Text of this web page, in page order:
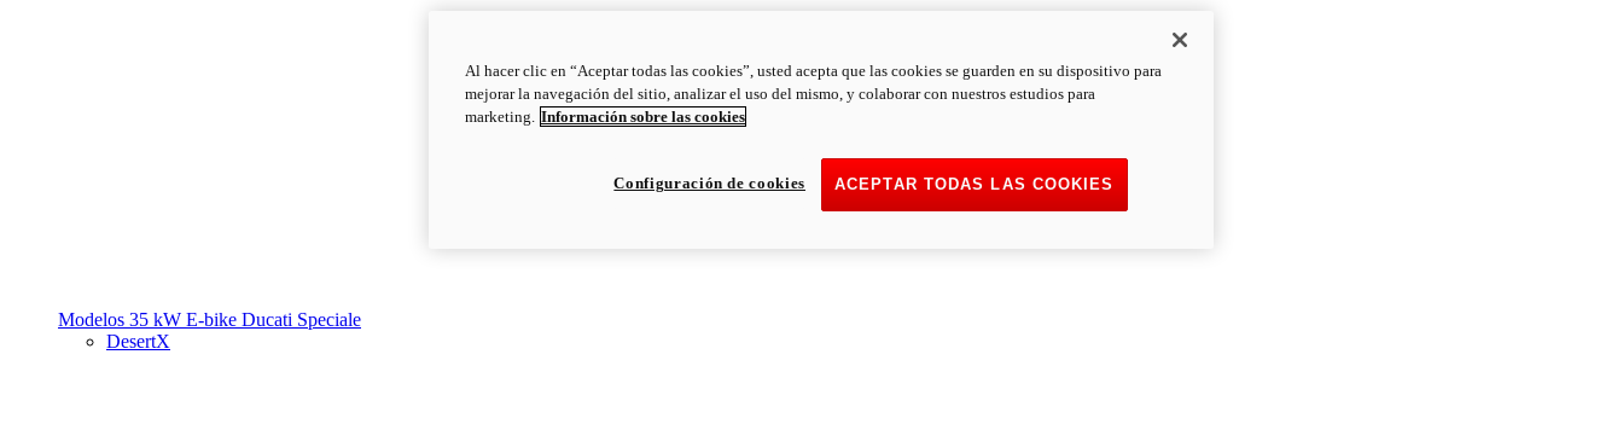
Modelos 35 kW E-bike Ducati Speciale
DesertX
Al hacer clic en “Aceptar todas las cookies”, usted acepta que las cookies se guarden en su dispositivo para
mejorar la navegación del sitio, analizar el uso del mismo, y colaborar con nuestros estudios para
marketing. Información sobre las cookies
ACEPTAR TODAS LAS COOKIES
Configuración de cookies